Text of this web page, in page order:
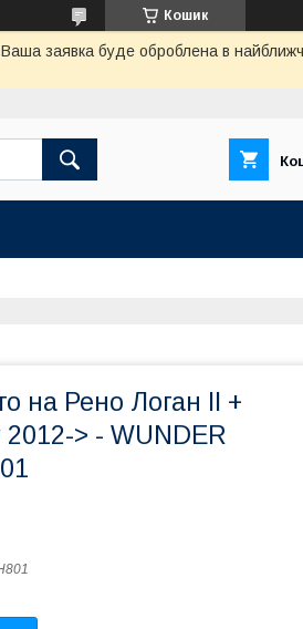
Кошик
Ваша заявка буде оброблена в
на Рено Логан II +
> - WUNDER